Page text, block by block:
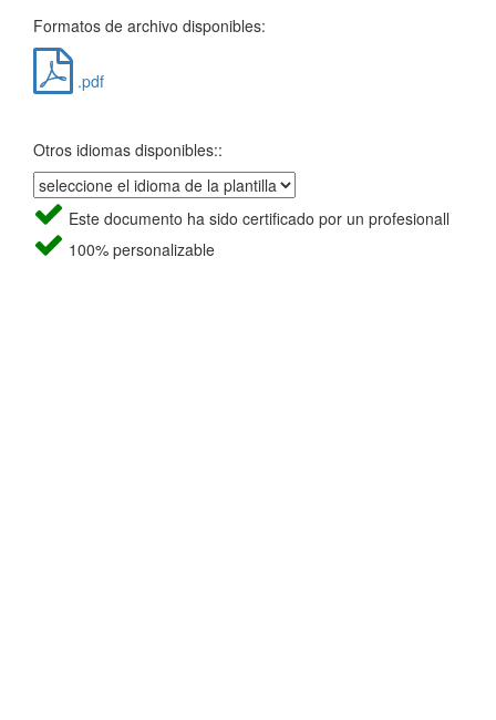
Formatos de archivo disponibles:
.pdf
Otros idiomas disponibles::
Este documento ha sido certificado por un profesionall
100% personalizable